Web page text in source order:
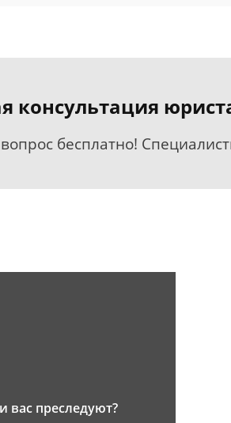
консультация
бесплатно!
вас преследуют?